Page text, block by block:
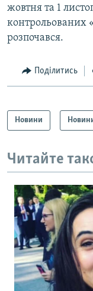
жовтня та 1
контрольованих
розпочався.
Поділитись
Новини
Читайте